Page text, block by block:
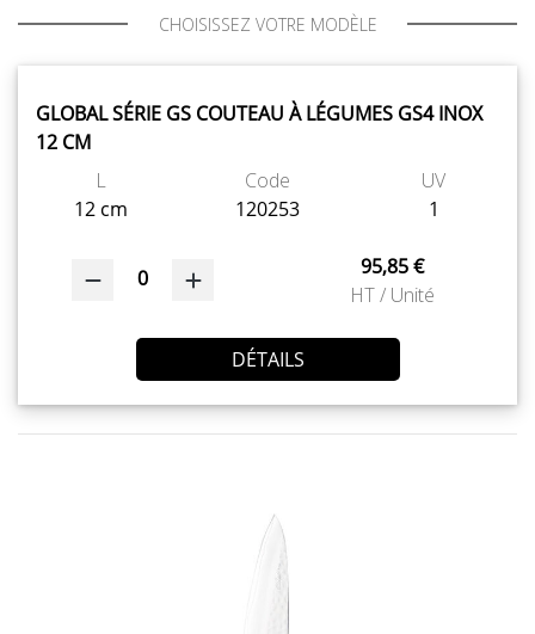
CHOISISSEZ VOTRE MODÈLE
GLOBAL SÉRIE GS COUTEAU À LÉGUMES GS4 INOX
12 CM
L
12 cm
Code
120253
UV
1
0
95,85 €
HT / Unité
DÉTAILS